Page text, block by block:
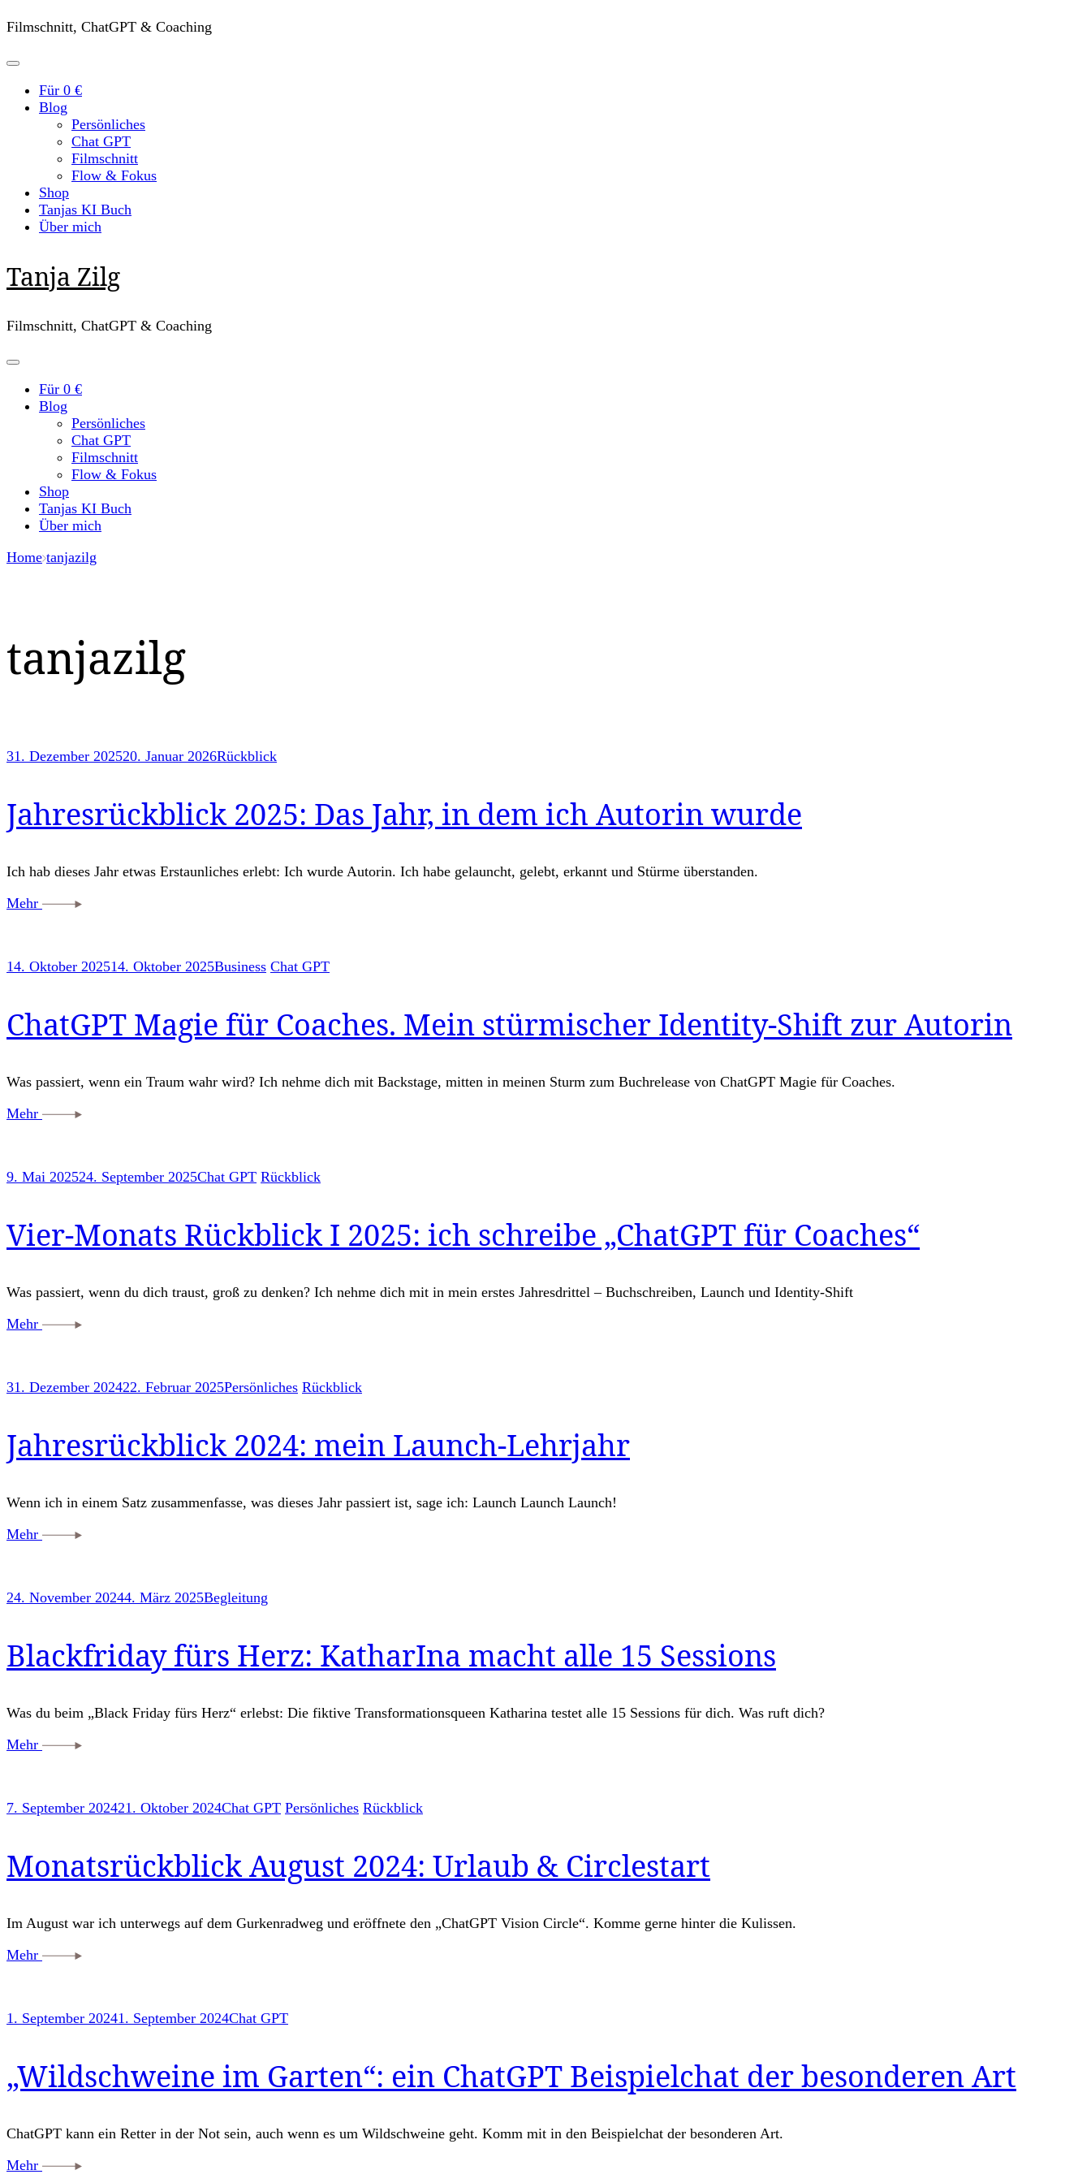
Filmschnitt, ChatGPT & Coaching
Für 0 €
Blog
Persönliches
Chat GPT
Filmschnitt
Flow & Fokus
Shop
Tanjas KI Buch
Über mich
Tanja Zilg
Filmschnitt, ChatGPT & Coaching
Für 0 €
Blog
Persönliches
Chat GPT
Filmschnitt
Flow & Fokus
Shop
Tanjas KI Buch
Über mich
Home tanjazilg
tanjazilg
31. Dezember 202520. Januar 2026Rückblick
Jahresrückblick 2025: Das Jahr, in dem ich Autorin wurde
Ich hab dieses Jahr etwas Erstaunliches erlebt: Ich wurde Autorin. Ich habe gelauncht, gelebt, erkannt und Stürme überstanden.
Mehr
14. Oktober 202514. Oktober 2025Business Chat GPT
ChatGPT Magie für Coaches. Mein stürmischer Identity-Shift zur Autorin
Was passiert, wenn ein Traum wahr wird? Ich nehme dich mit Backstage, mitten in meinen Sturm zum Buchrelease von ChatGPT Magie für Coaches.
Mehr
9. Mai 202524. September 2025Chat GPT Rückblick
Vier-Monats Rückblick I 2025: ich schreibe „ChatGPT für Coaches“
Was passiert, wenn du dich traust, groß zu denken? Ich nehme dich mit in mein erstes Jahresdrittel – Buchschreiben, Launch und Identity-Shift
Mehr
31. Dezember 202422. Februar 2025Persönliches Rückblick
Jahresrückblick 2024: mein Launch-Lehrjahr
Wenn ich in einem Satz zusammenfasse, was dieses Jahr passiert ist, sage ich: Launch Launch Launch!
Mehr
24. November 20244. März 2025Begleitung
Blackfriday fürs Herz: KatharIna macht alle 15 Sessions
Was du beim „Black Friday fürs Herz“ erlebst: Die fiktive Transformationsqueen Katharina testet alle 15 Sessions für dich. Was ruft dich?
Mehr
7. September 202421. Oktober 2024Chat GPT Persönliches Rückblick
Monatsrückblick August 2024: Urlaub & Circlestart
Im August war ich unterwegs auf dem Gurkenradweg und eröffnete den „ChatGPT Vision Circle“. Komme gerne hinter die Kulissen.
Mehr
1. September 20241. September 2024Chat GPT
„Wildschweine im Garten“: ein ChatGPT Beispielchat der besonderen Art
ChatGPT kann ein Retter in der Not sein, auch wenn es um Wildschweine geht. Komm mit in den Beispielchat der besonderen Art.
Mehr